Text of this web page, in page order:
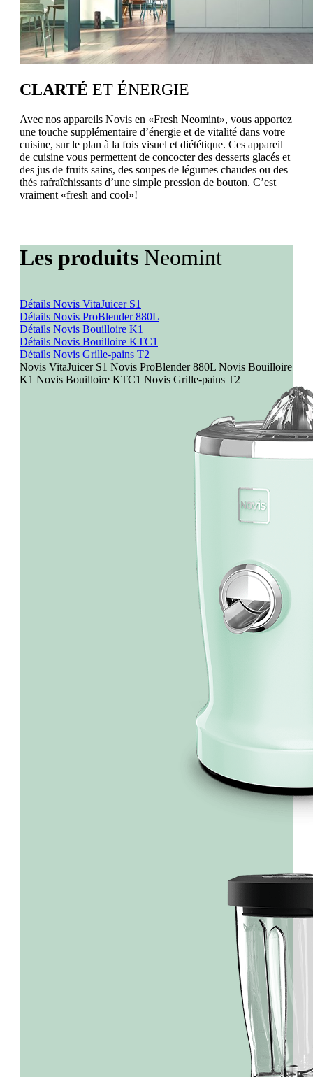
CLARTÉ ET ÉNERGIE
Avec nos appareils Novis en «Fresh Neomint», vous apportez
une touche supplémentaire d’énergie et de vitalité dans votre
cuisine, sur le plan à la fois visuel et diététique. Ces appareil
de cuisine vous permettent de concocter des desserts glacés et
des jus de fruits sains, des soupes de légumes chaudes ou des
thés rafraîchissants d’une simple pression de bouton. C’est
vraiment «fresh and cool»!
Les produits Neomint
Détails Novis VitaJuicer S1
Détails Novis ProBlender 880L
Détails Novis Bouilloire K1
Détails Novis Bouilloire KTC1
Détails Novis Grille-pains T2
Novis VitaJuicer S1 Novis ProBlender 880L Novis Bouilloire
K1 Novis Bouilloire KTC1 Novis Grille-pains T2